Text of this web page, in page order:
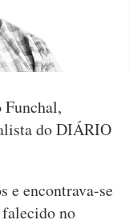
Funchal,
do DIÁRIO
e encontrava-se
no